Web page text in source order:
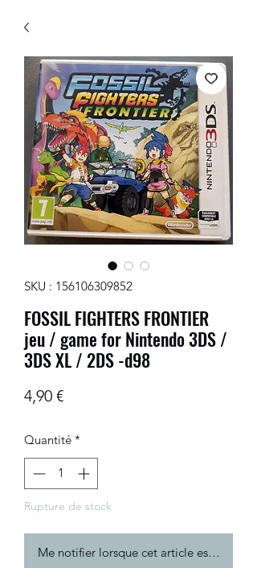
SKU : 156106309852
FOSSIL FIGHTERS FRONTIER
jeu / game for Nintendo 3DS /
3DS XL / 2DS -d98
4,90 €Prix
Quantité *
Rupture de stock
Me notifier lorsque cet article est